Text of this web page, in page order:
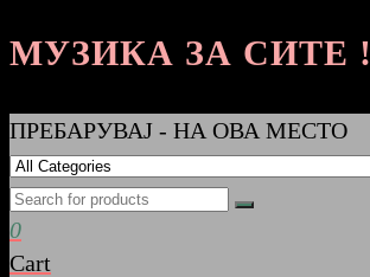
МУЗИКА ЗА СИТЕ !
ПРЕБАРУВАЈ - НА ОВА МЕСТО
0
Cart